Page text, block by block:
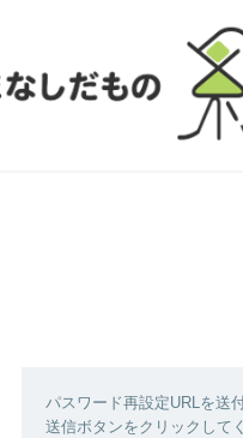
パスワード再設定URLを送
送信ボタンをクリックして